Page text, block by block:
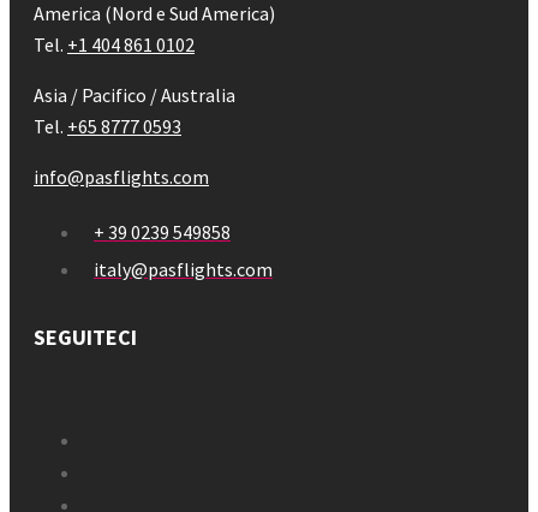
America (Nord e Sud America)
Tel. +1 404 861 0102
Asia / Pacifico / Australia
Tel. +65 8777 0593
info@pasflights.com
+ 39 0239 549858
italy@pasflights.com
SEGUITECI